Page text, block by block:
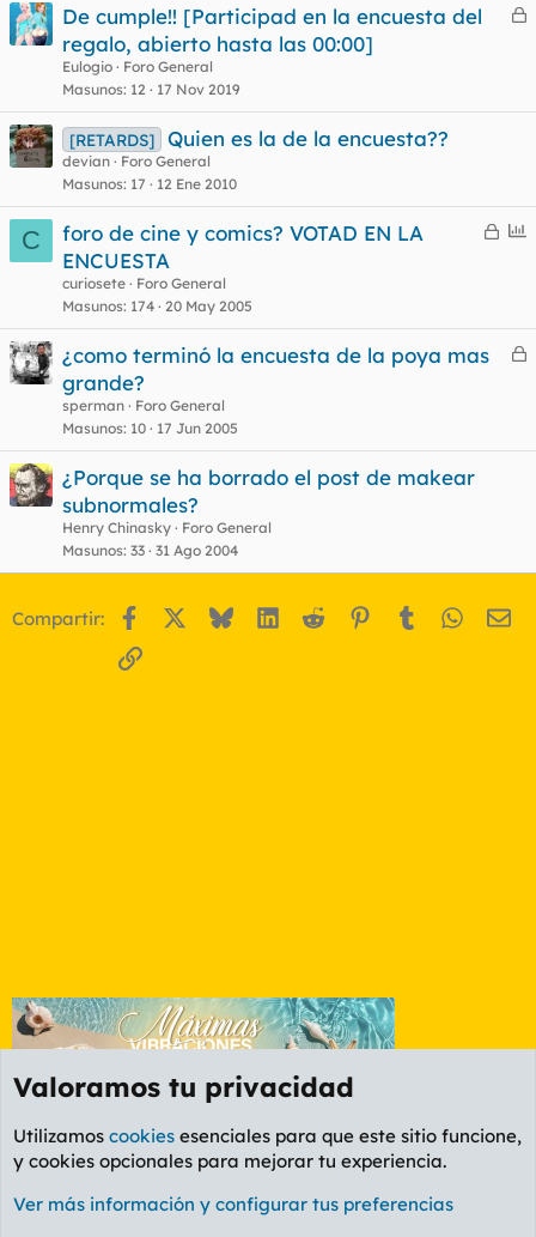
C
a
De cumple!! [Participad en la encuesta del
regalo, abierto hasta las 00:00]
Eulogio
Foro General
Masunos 12 17 Nov 2019
[RETARDS] Quien es la de la encuesta??
devian
Foro General
Masunos 17 12 Ene 2010
C
C
a
E
e
s
foro de cine y comics? VOTAD EN LA
ENCUESTA
curiosete
Foro General
Masunos 174 20 May 2005
C
a
¿como terminó la encuesta de la poya mas
grande?
sperman
Foro General
Masunos 10 17 Jun 2005
¿Porque se ha borrado el post de makear
subnormales?
Henry Chinasky
Foro General
Masunos 33 31 Ago 2004
Compartir: Facebook BlueskyLinkedIn
Reddit Pinterest
Tumblr
Enlace
Foro General
Cookies
PL OLDSTYLE AMARILLO
Valoramos tu privacidad
Utilizamos cookies esenciales para que este sitio funcione,
y cookies opcionales para mejorar tu experiencia.
Ver más información y configurar tus preferencias